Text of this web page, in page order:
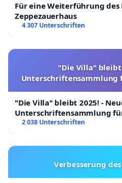
Für eine Weiterführung des
Zeppezauerhaus
4 307 Unterschriften
"Die Villa" bleibt
Unterschriftensammlung
"Die Villa" bleibt 2025! -
Unterschriftensammlung
2 038 Unterschriften
Verbesserung